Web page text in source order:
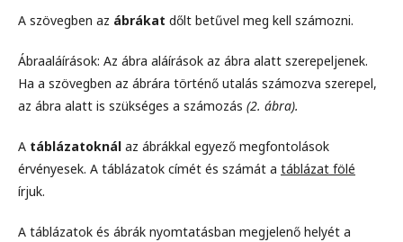
A szövegben az ábrákat dőlt betűvel meg kell számozni.
Ábraaláírások: Az ábra aláírások az ábra alatt szerepeljenek.
Ha a szövegben az ábrára történő utalás számozva szerepel,
az ábra alatt is szükséges a számozás (2. ábra).
A táblázatoknál az ábrákkal egyező megfontolások
érvényesek. A táblázatok címét és számát a táblázat fölé
írjuk.
A táblázatok és ábrák nyomtatásban megjelenő helyét a